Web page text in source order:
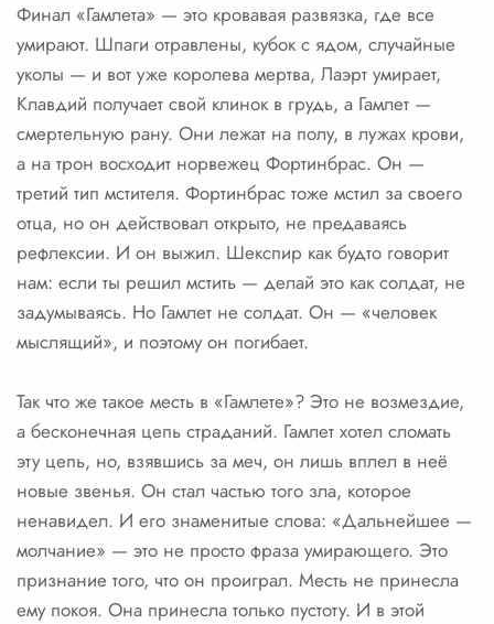
Финал «Гамлета» — это кровавая развязка, где все
умирают. Шпаги отравлены, кубок с ядом, случайные
уколы — и вот уже королева мертва, Лаэрт умирает,
Клавдий получает свой клинок в грудь, а Гамлет —
смертельную рану. Они лежат на полу, в лужах крови,
а на трон восходит норвежец Фортинбрас. Он —
третий тип мстителя. Фортинбрас тоже мстил за своего
отца, но он действовал открыто, не предаваясь
рефлексии. И он выжил. Шекспир как будто говорит
нам: если ты решил мстить — делай это как солдат, не
задумываясь. Но Гамлет не солдат. Он — «человек
мыслящий», и поэтому он погибает.
Так что же такое месть в «Гамлете»? Это не возмездие,
а бесконечная цепь страданий. Гамлет хотел сломать
эту цепь, но, взявшись за меч, он лишь вплел в неё
новые звенья. Он стал частью того зла, которое
ненавидел. И его знаменитые слова: «Дальнейшее —
молчание» — это не просто фраза умирающего. Это
признание того, что он проиграл. Месть не принесла
ему покоя. Она принесла только пустоту. И в этой